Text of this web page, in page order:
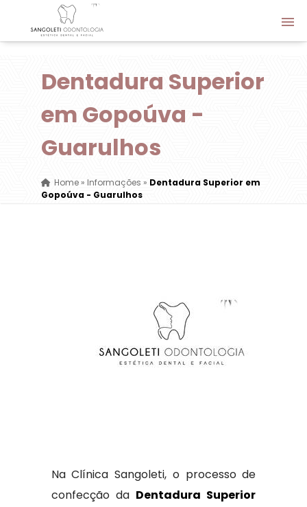
Dentadura Superior
em Gopoúva -
Guarulhos
Home» Informações » Dentadura Superior em
Gopoúva - Guarulhos
Na Clínica Sangoleti, o processo de
confecção da Dentadura Superior